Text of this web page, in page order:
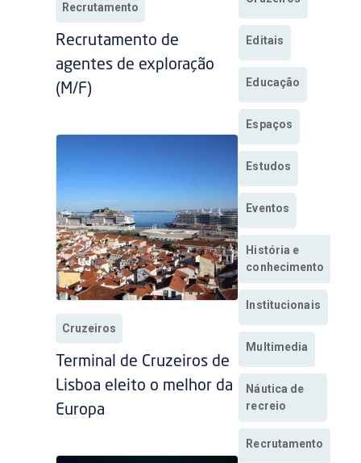
Recrutamento
Recrutamento de
agentes de exploração
(M/F)
Cruzeiros
Terminal de Cruzeiros de
Lisboa eleito o melhor da
Europa
Editais
Educação
Espaços
Estudos
Eventos
História e
conhecimento
Institucionais
Multimedia
Náutica de
recreio
Recrutamento